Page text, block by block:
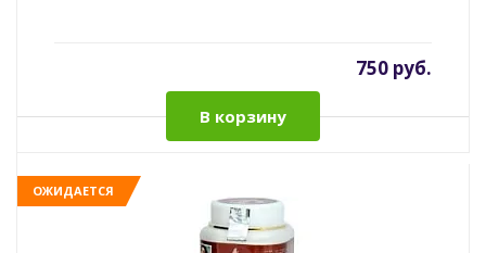
750 руб.
В корзину
ОЖИДАЕТСЯ